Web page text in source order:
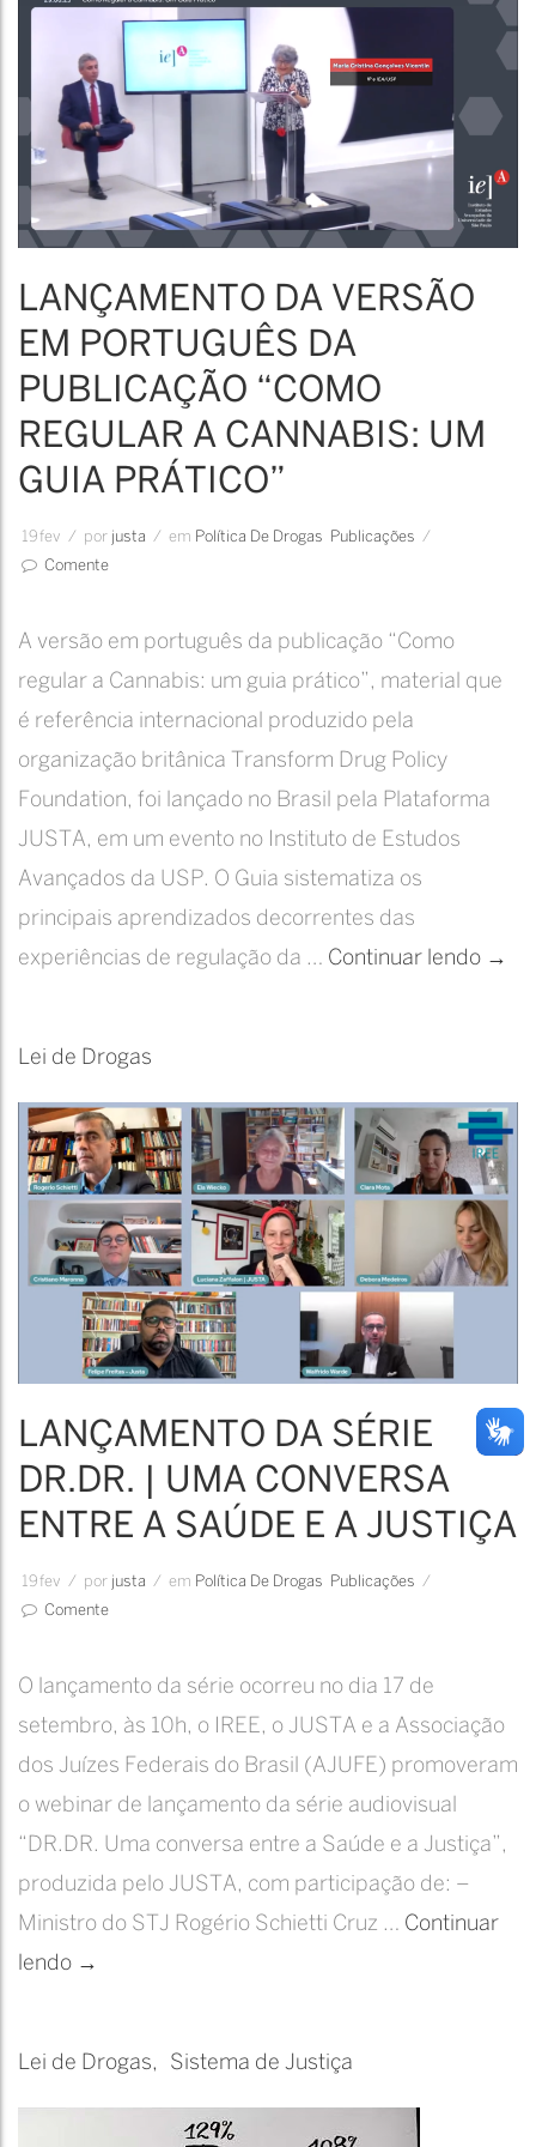
Drogas
LANÇAMENTO DA VERSÃO
EM PORTUGUÊS DA
PUBLICAÇÃO “COMO
REGULAR A CANNABIS: UM
GUIA PRÁTICO”
19fev / por Justa / em Política De Drogas Publicações /
Comente
A versão em português da publicação “Como
regular a Cannabis: um guia prático”, material que
é referência internacional produzido pela
organização britânica Transform Drug Policy
Foundation, foi lançado no Brasil pela Plataforma
JUSTA, em um evento no Instituto de Estudos
Avançados da USP. O Guia sistematiza os
principais aprendizados decorrentes das
experiências de regulação da … Continuar lendo
da
guia
→
Lei de Drogas
LANÇAMENTO DA SÉRIE
DR.DR. | UMA CONVERSA
ENTRE A SAÚDE E A JUSTIÇA
19fev / por Justa / em Política De Drogas Publicações /
Comente
O lançamento da série ocorreu no dia 17 de
setembro, às 10h, o IREE, o JUSTA e a Associação
dos Juízes Federais do Brasil (AJUFE) promoveram
o webinar de lançamento da série audiovisual
“DR.DR. Uma conversa entre a Saúde e a Justiça”,
produzida pelo JUSTA, com participação de: –
Ministro do STJ Rogério Schietti Cruz … Continuar
lendo Lançamento
→
Lei de Drogas Sistema de Justiça